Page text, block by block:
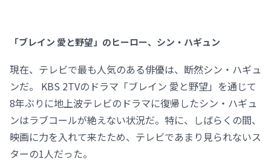
「ブレイン 愛と野望」のヒーロー、シン・ハギュン
現在、テレビで最も人気のある俳優は、断然シン・ハギュ
ンだ。 KBS 2TVのドラマ「ブレイン 愛と野望」を通じて
8年ぶりに地上波テレビのドラマに復帰したシン・ハギュ
ンはラブコールが絶えない状況だ。特に、しばらくの間、
映画に力を入れて来たため、テレビであまり見られないス
ターの1人だった。